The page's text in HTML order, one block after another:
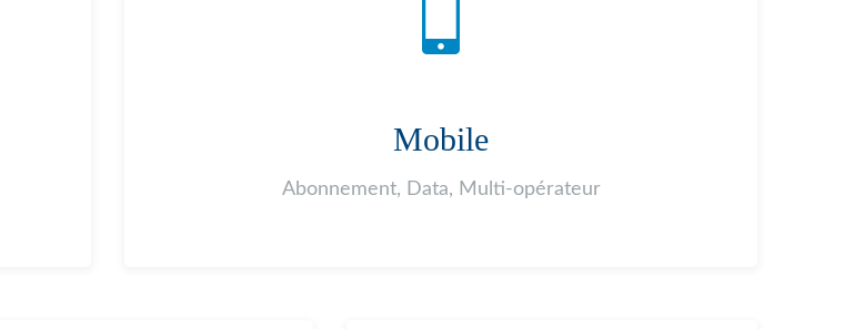
Mobile
Abonnement, Data, Multi-opérateur